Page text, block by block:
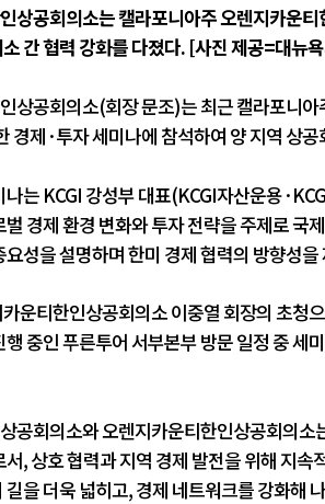
상공회의소는 캘라포니아주 오렌지카운
간 협력 강화를 다졌다. [사진 제공=대뉴
상공회의소(회장 문조)는 최근 캘라포니
경제·투자 세미나에 참석하여 양 지역 상
나는 KCGI 강성부 대표(KCGI자산운용
벌 경제 환경 변화와 투자 전략을 주제로 국
요성을 설명하며 한미 경제 협력의 방향성을
운티한인상공회의소 이중열 회장의 초청
행 중인 푸른투어 서부본부 방문 일정 중 세
공회의소와 오렌지카운티한인상공회의
, 상호 협력과 지역 경제 발전을 위해 지
을 더욱 넓히고, 경제 네트워크를 강화해